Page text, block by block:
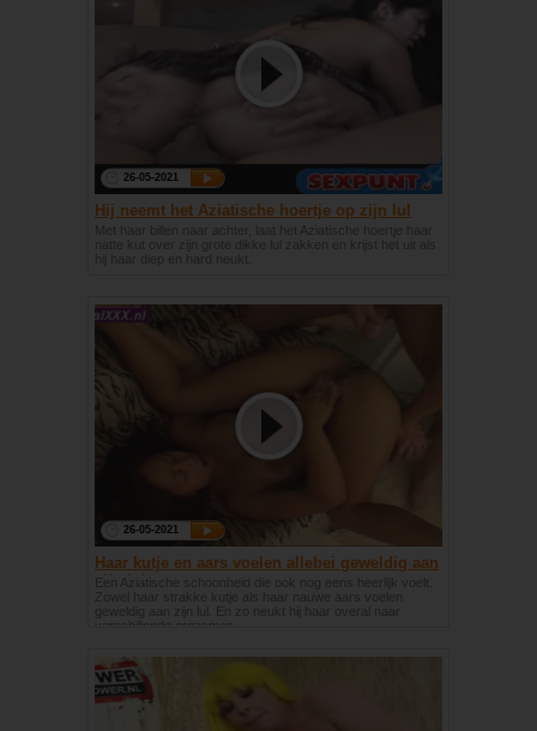
26-05-2021
Hij neemt het Aziatische hoertje op zijn lul
Met haar billen naar achter, laat het Aziatische hoertje haar
natte kut over zijn grote dikke lul zakken en krijst het uit als
hij haar diep en hard neukt.
26-05-2021
Haar kutje en aars voelen allebei geweldig aan
zijn lul
Een Aziatische schoonheid die ook nog eens heerlijk voelt.
Zowel haar strakke kutje als haar nauwe aars voelen
geweldig aan zijn lul. En zo neukt hij haar overal naar